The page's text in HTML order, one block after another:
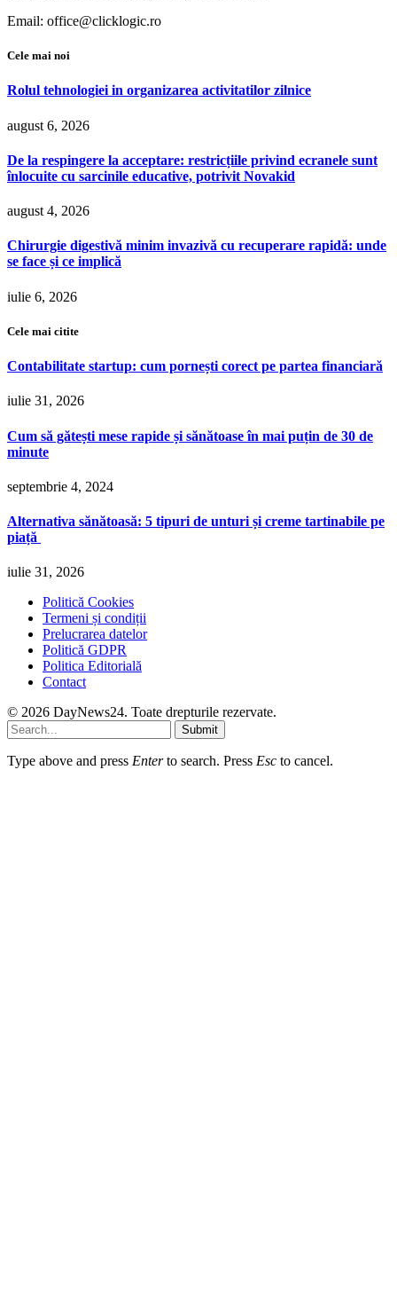
Email: office@clicklogic.ro
Cele mai noi
Rolul tehnologiei in organizarea activitatilor zilnice
august 6, 2026
De la respingere la acceptare: restricțiile privind ecranele sunt
înlocuite cu sarcinile educative, potrivit Novakid
august 4, 2026
Chirurgie digestivă minim invazivă cu recuperare rapidă: unde
se face și ce implică
iulie 6, 2026
Cele mai citite
Contabilitate startup: cum pornești corect pe partea financiară
iulie 31, 2026
Cum să gătești mese rapide și sănătoase în mai puțin de 30 de
minute
septembrie 4, 2024
Alternativa sănătoasă: 5 tipuri de unturi și creme tartinabile pe
piață
iulie 31, 2026
Politică Cookies
Termeni și condiții
Prelucrarea datelor
Politică GDPR
Politica Editorială
Contact
© 2026 DayNews24. Toate drepturile rezervate.
Submit
Type above and press Enterto search. Press Esc to cancel.